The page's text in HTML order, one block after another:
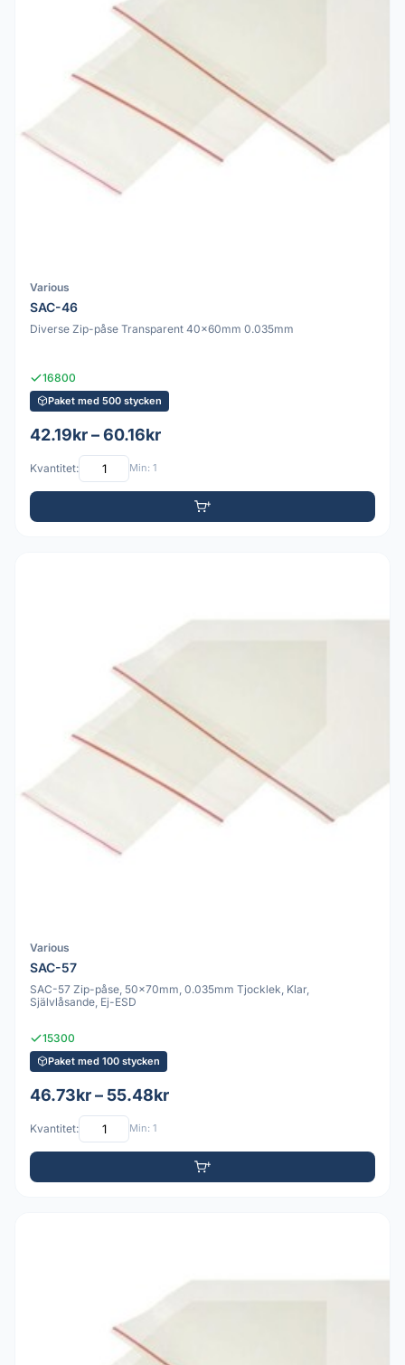
Various
SAC-46
Diverse Zip-påse Transparent 40x60mm 0.035mm
16800
Paket med 500 stycken
42.19kr – 60.16kr
Kvantitet: Min: 1
Various
SAC-57
SAC-57 Zip-påse, 50x70mm, 0.035mm Tjocklek, Klar,
Självlåsande, Ej-ESD
15300
Paket med 100 stycken
46.73kr – 55.48kr
Kvantitet: Min: 1